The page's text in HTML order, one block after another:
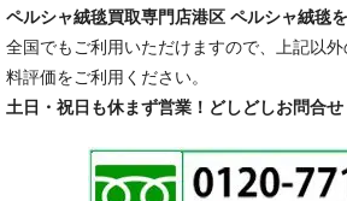
ペルシャ絨毯買取専門店港区 ペルシャ絨毯
全国でもご利用いただけますので、上記以
料評価をご利用ください。
土日・祝日も休まず営業！どしどしお問合せ